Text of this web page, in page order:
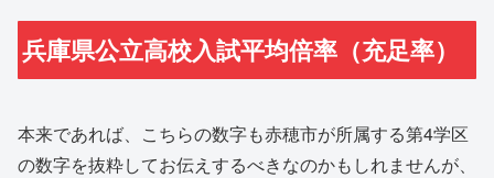
兵庫県公立高校入試平均倍率（充足率）
本来であれば、こちらの数字も赤穂市が所属する第4学区
の数字を抜粋してお伝えするべきなのかもしれませんが、